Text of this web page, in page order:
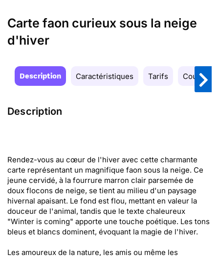
Carte faon curieux sous la neige
d'hiver
Description Caractéristiques Tarifs Couleurs
Description
Rendez-vous au cœur de l'hiver avec cette charmante
carte représentant un magnifique faon sous la neige. Ce
jeune cervidé, à la fourrure marron clair parsemée de
doux flocons de neige, se tient au milieu d'un paysage
hivernal apaisant. Le fond est flou, mettant en valeur la
douceur de l'animal, tandis que le texte chaleureux
"Winter is coming" apporte une touche poétique. Les tons
bleus et blancs dominent, évoquant la magie de l'hiver.
Les amoureux de la nature, les amis ou même les